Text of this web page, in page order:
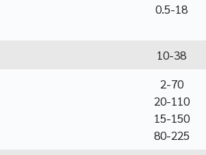
0.5-18
10-38
2-70
20-110
15-150
80-225